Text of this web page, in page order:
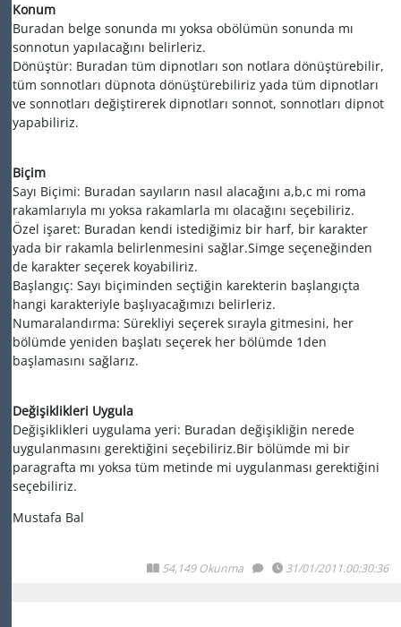
Konum
Buradan belge sonunda mı yoksa obölümün sonunda mı
sonnotun yapılacağını belirleriz.
Dönüştür: Buradan tüm dipnotları son notlara dönüştürebilir,
tüm sonnotları düpnota dönüştürebiliriz yada tüm dipnotları
ve sonnotları değiştirerek dipnotları sonnot, sonnotları dipnot
yapabiliriz.
Biçim
Sayı Biçimi: Buradan sayıların nasıl alacağını a,b,c mi roma
rakamlarıyla mı yoksa rakamlarla mı olacağını seçebiliriz.
Özel işaret: Buradan kendi istediğimiz bir harf, bir karakter
yada bir rakamla belirlenmesini sağlar.Simge seçeneğinden
de karakter seçerek koyabiliriz.
Başlangıç: Sayı biçiminden seçtiğin karekterin başlangıçta
hangi karakteriyle başlıyacağımızı belirleriz.
Numaralandırma: Sürekliyi seçerek sırayla gitmesini, her
bölümde yeniden başlatı seçerek her bölümde 1den
başlamasını sağlarız.
Değişiklikleri Uygula
Değişiklikleri uygulama yeri: Buradan değişikliğin nerede
uygulanmasını gerektiğini seçebiliriz.Bir bölümde mi bir
paragrafta mı yoksa tüm metinde mi uygulanması gerektiğini
seçebiliriz.
Mustafa Bal
54,149 Okunma 31/01/2011.00:30:36